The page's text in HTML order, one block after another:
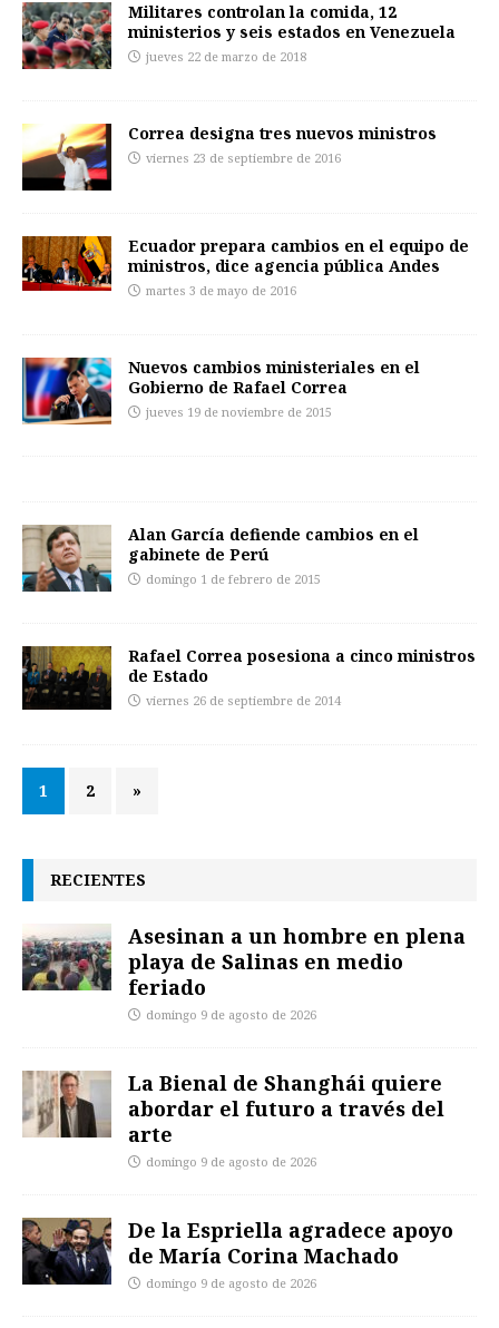
Militares controlan la comida, 12
ministerios y seis estados en Venezuela
jueves 22 de marzo de 2018
Correa designa tres nuevos ministros
viernes 23 de septiembre de 2016
Ecuador prepara cambios en el equipo de
ministros, dice agencia pública Andes
martes 3 de mayo de 2016
Nuevos cambios ministeriales en el
Gobierno de Rafael Correa
jueves 19 de noviembre de 2015
Alan García defiende cambios en el
gabinete de Perú
domingo 1 de febrero de 2015
Rafael Correa posesiona a cinco ministros
de Estado
viernes 26 de septiembre de 2014
1 2 »
RECIENTES
Asesinan a un hombre en plena
playa de Salinas en medio
feriado
domingo 9 de agosto de 2026
La Bienal de Shanghái quiere
abordar el futuro a través del
arte
domingo 9 de agosto de 2026
De la Espriella agradece apoyo
de María Corina Machado
domingo 9 de agosto de 2026